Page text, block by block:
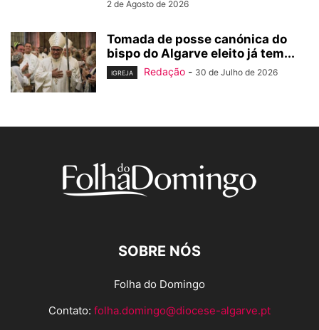
2 de Agosto de 2026
Tomada de posse canónica do
bispo do Algarve eleito já tem...
IGREJA Redação - 30 de Julho de 2026
SOBRE NÓS
Folha do Domingo
Contato: folha.domingo@diocese-algarve.pt